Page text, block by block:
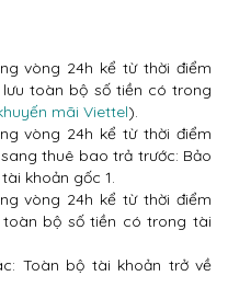
vòng 24h kể từ thời điểm
toàn bộ số tiền có trong
mãi Viettel).
vòng 24h kể từ thời điểm
thuê bao trả trước: Bảo
khoản gốc 1.
vòng 24h kể từ thời điểm
bộ số tiền có trong tài
Toàn bộ tài khoản trở về